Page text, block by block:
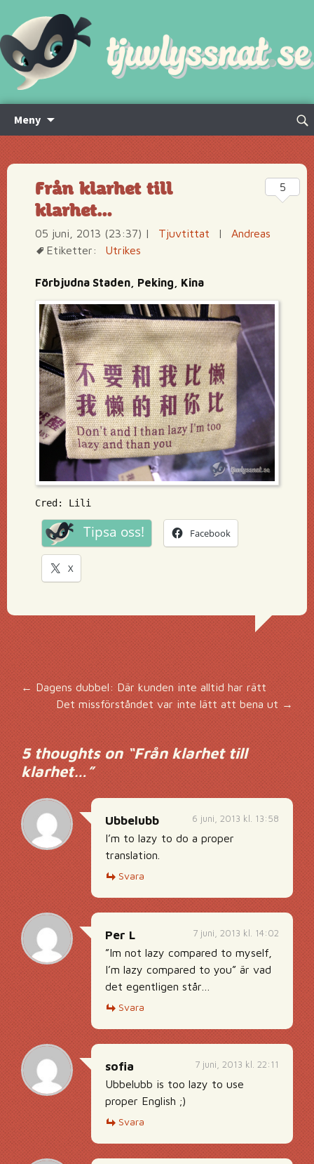
Meny
innehåll
Sök
Från klarhet till
klarhet…
05 juni, 2013 (23:37) | Tjuvtittat |
Andreas
Etiketter:
Utrikes
Förbjudna Staden, Peking, Kina
Cred: Lili
Tipsa oss! Facebook
X
5
Inläggsnavigering
← Dagens dubbel: Där kunden inte alltid har rätt
Det missförståndet var inte lätt att bena ut →
5 thoughts on “Från klarhet till
klarhet…”
6 juni, 2013 kl. 13:58
Ubbelubb
I’m to lazy to do a proper
translation.
Svara
7 juni, 2013 kl. 14:02
Per L
”Im not lazy compared to myself,
I’m lazy compared to you” är vad
det egentligen står…
Svara
7 juni, 2013 kl. 22:11
sofia
Ubbelubb is too lazy to use
proper English ;)
Svara